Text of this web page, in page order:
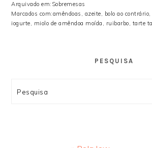
Arquivado em: Sobremesas
Marcados com:amêndoas , azeite, bolo ao contrário
iogurte, miolo de amêndoa moída , ruibarbo, tarte
PESQUISA
Search